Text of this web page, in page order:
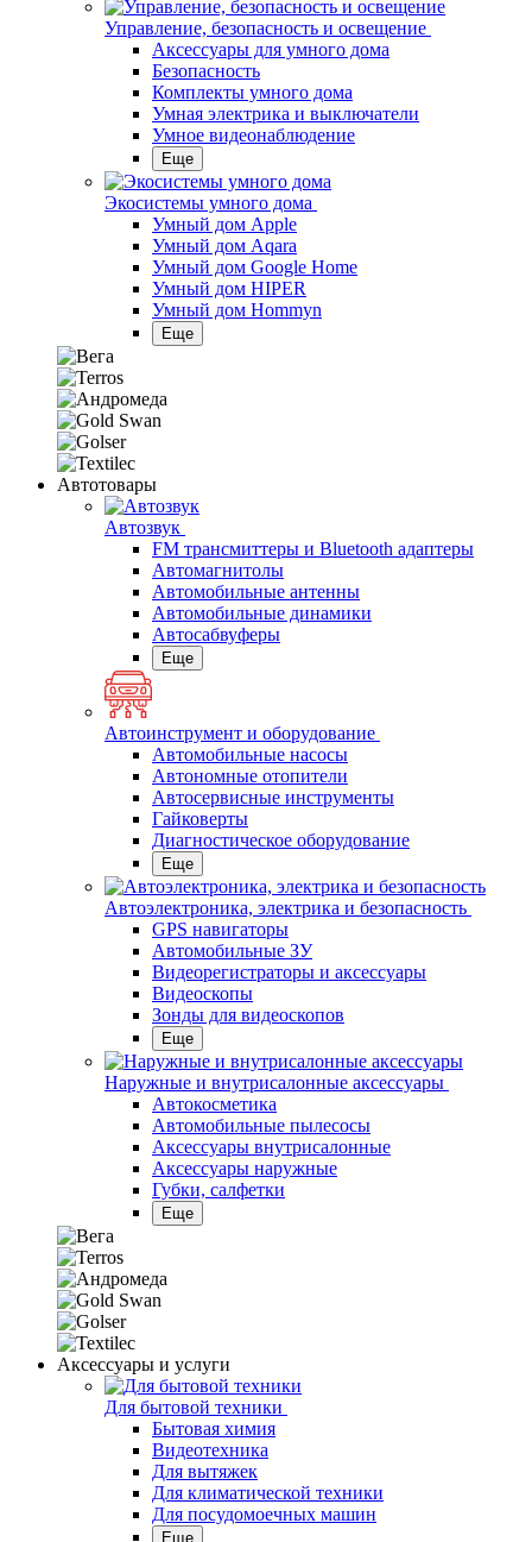
Управление, безопасность и освещение
Аксессуары для умного дома
Безопасность
Комплекты умного дома
Умная электрика и выключатели
Умное видеонаблюдение
Еще
Экосистемы умного дома
Умный дом Apple
Умный дом Aqara
Умный дом Google Home
Умный дом HIPER
Умный дом Hommyn
Еще
Автотовары
Автозвук
FM трансмиттеры и Bluetooth адаптеры
Автомагнитолы
Автомобильные антенны
Автомобильные динамики
Автосабвуферы
Еще
Автоинструмент и оборудование
Автомобильные насосы
Автономные отопители
Автосервисные инструменты
Гайковерты
Диагностическое оборудование
Еще
Автоэлектроника, электрика и безопасность
GPS навигаторы
Автомобильные ЗУ
Видеорегистраторы и аксессуары
Видеоскопы
Зонды для видеоскопов
Еще
Наружные и внутрисалонные аксессуары
Автокосметика
Автомобильные пылесосы
Аксесcуары внутрисалонные
Аксессуары наружные
Губки, салфетки
Еще
Аксессуары и услуги
Для бытовой техники
Бытовая химия
Видеотехника
Для вытяжек
Для климатической техники
Для посудомоечных машин
Еще